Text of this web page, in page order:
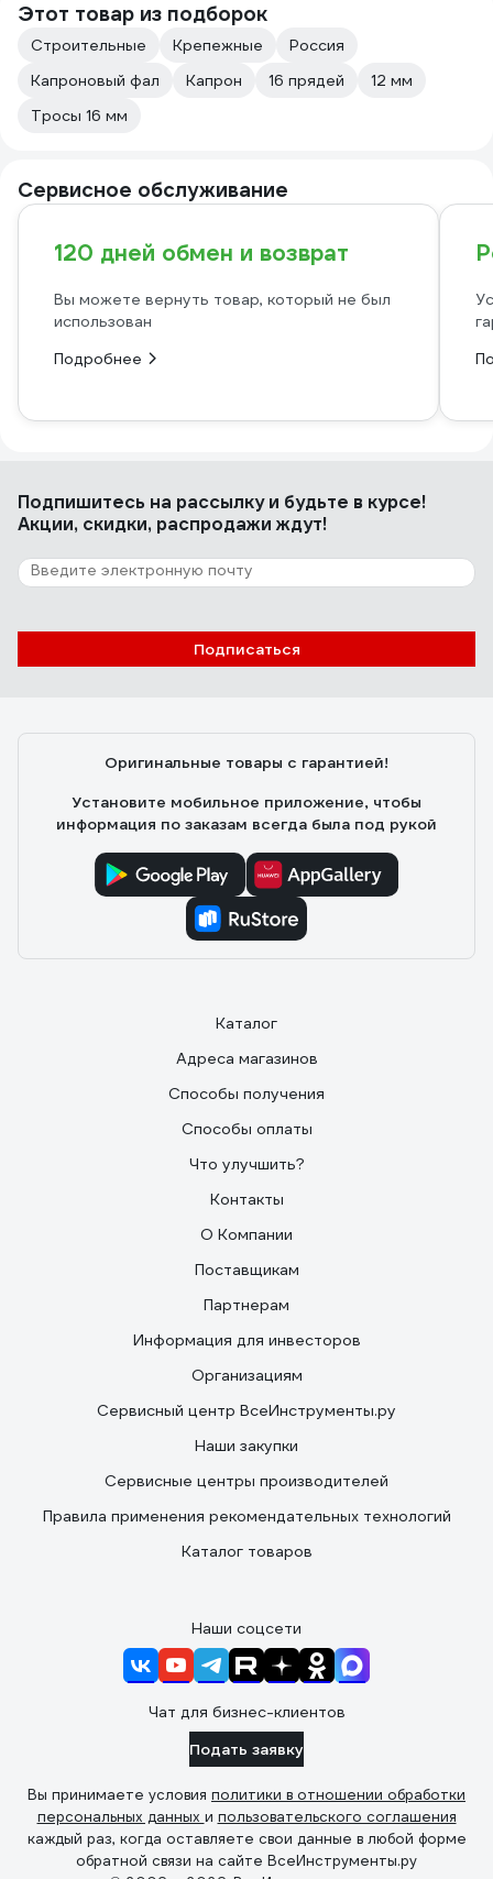
Этот товар из подборок
Строительные Крепежные
Россия
Капроновый фал
Капрон 16 прядей
12 мм
Тросы 16 мм
Сервисное обслуживание
120 дней обмен и возврат
Вы можете вернуть товар, который не был
использован
Подробнее
Подпишитесь на рассылкуи будьте в курсе!
Акции, скидки, распродажи ждут!
Подписаться
Оригинальные товары с гарантией!
Установите мобильное приложение, чтобы
информация по заказам всегда была под рукой
Каталог
Адреса магазинов
Способы получения
Способы оплаты
Что улучшить?
Контакты
О Компании
Поставщикам
Партнерам
Информация для инвесторов
Организациям
Сервисный центр ВсеИнструменты.ру
Наши закупки
Сервисные центры производителей
Правила применения рекомендательных технологий
Каталог товаров
Наши соцсети
Чат для бизнес-клиентов
Подать заявку
Вы принимаете условия политики в отношении обработки
персональных данных и пользовательского соглашения
каждый раз, когда оставляете свои данные в любой форме
обратной связи на сайте ВсеИнструменты.ру